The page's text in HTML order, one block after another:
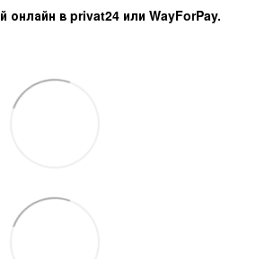
онлайн в privat24 или WayForPay.